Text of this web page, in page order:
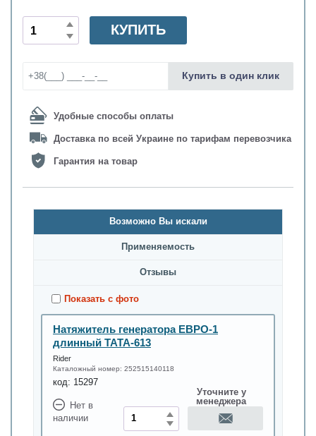
Удобные способы оплаты
Доставка по всей Украине по тарифам перевозчика
Гарантия на товар
КУПИТЬ
Купить в один клик
Возможно Вы искали
Применяемость
Oтзывы
Показать с фото
Натяжитель генератора ЕВРО-1
длинный ТАТА-613
Rider
Каталожный номер: 252515140118
код: 15297
Нет в
наличии
Уточните у
менеджера